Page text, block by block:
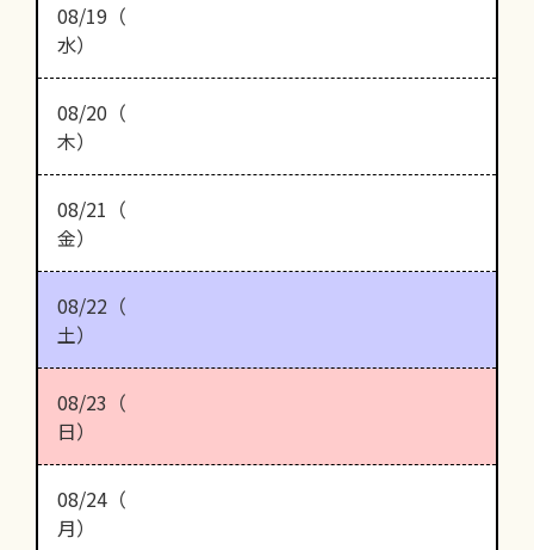
08/19（
水）
08/20（
木）
08/21（
金）
08/22（
土）
08/23（
日）
08/24（
月）